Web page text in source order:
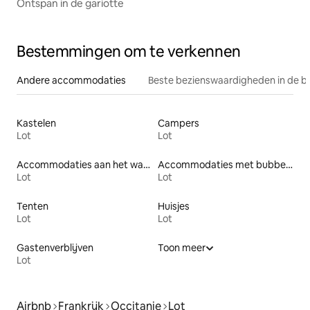
Ontspan in de gariotte
Bestemmingen om te verkennen
Andere accommodaties Beste bezienswaardigheden in de
Kastelen
Lot
Campers
Lot
Accommodaties aan het water
Lot
Accommodaties met bubbelbad
Lot
Tenten
Lot
Huisjes
Lot
Gastenverblijven
Lot
Toon meer
Airbnb Frankrijk Occitanie Lot